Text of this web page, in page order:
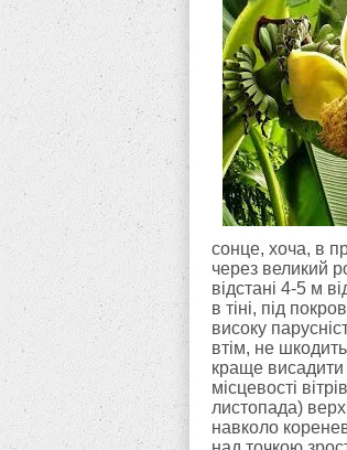
сонце, хоча, в
через великий
відстані 4-5 м
в тіні, під
високу
втім, не
краще висадити
місцевості
листопада)
навколо